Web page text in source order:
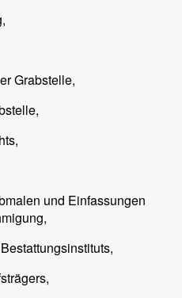
Grabstelle,
und Einfassungen